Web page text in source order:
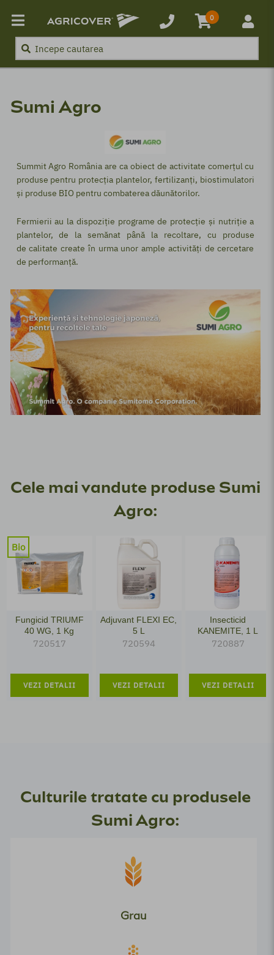
0
Sumi Agro
Summit Agro România are ca obiect de activitate comerțul cu
produse pentru protecția plantelor, fertilizanți, biostimulatori
și produse BIO pentru combaterea dăunătorilor.
Fermierii au la dispoziție programe de protecție și nutriție a
plantelor, de la semănat până la recoltare, cu produse
de calitate create în urma unor ample activități de cercetare
de performanță.
Cele mai vandute produse Sumi
Agro:
Bio
Fungicid TRIUMF
40 WG, 1 Kg
720517
VEZI DETALII
Adjuvant FLEXI EC,
5 L
720594
VEZI DETALII
Insecticid
KANEMITE, 1 L
720887
VEZI DETALII
Culturile tratate cu produsele
Sumi Agro:
Grau